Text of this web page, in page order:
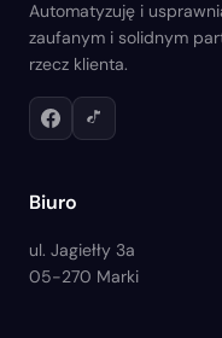
Automatyzuję i
zaufanym i solidnym
rzecz klienta.
Biuro
ul. Jagiełły 3a
05-270 Marki